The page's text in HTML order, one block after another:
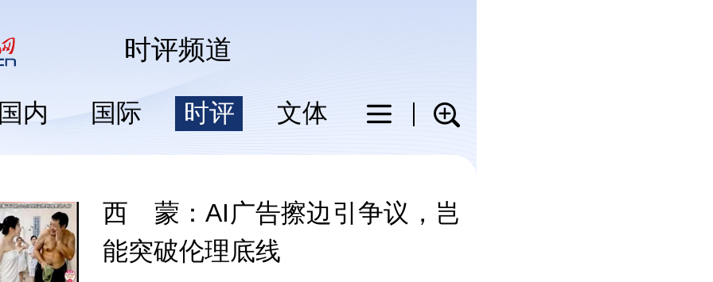
时评频道
内 国际 时评 文体 科普
西 蒙：AI广告擦边引争议，岂
能突破伦理底线